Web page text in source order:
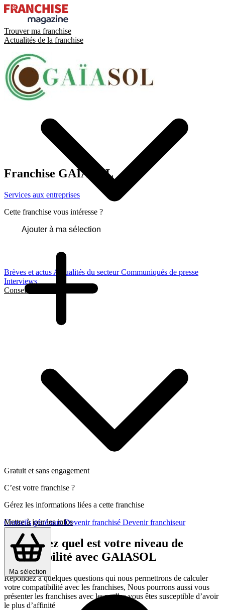
Trouver ma franchise
Actualités de la franchise
Brèves et actus Actualités du secteurCommuniqués de presse
Interviews
Conseils et Guides
Conseils générauxDevenir franchisé Devenir franchiseur
Ma sélection
Franchise GAIASOL
Services aux entreprises
Cette franchise vous intéresse ?
Ajouter à ma sélection
Gratuit et sans engagement
C’est votre franchise ?
Gérez les informations liées a cette franchise
Mettre à jour les infos
Découvrez quel est votre niveau de
compatibilité avec GAIASOL
Répondez a quelques questions qui nous permettrons de calculer
votre compatibilité avec les franchises, Nous pourrons aussi vous
présenter les franchises avec lesquelles vous êtes susceptible d’avoir
le plus d’affinité